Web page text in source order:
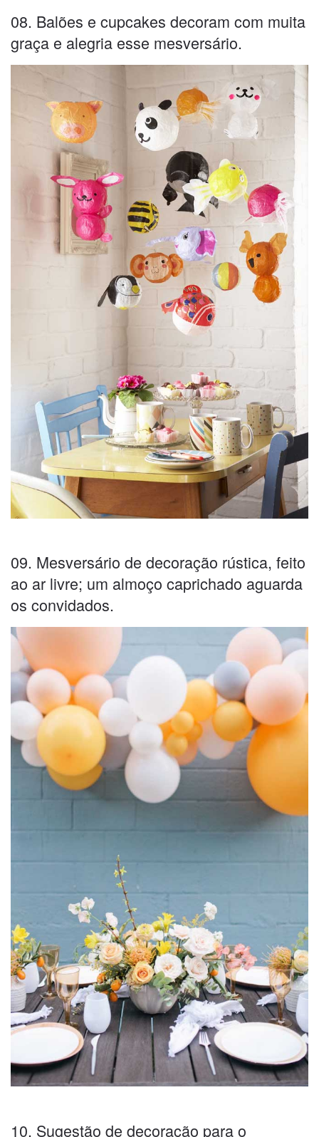
08. Balões e cupcakes decoram com muita
graça e alegria esse mesversário.
09. Mesversário de decoração rústica, feito
ao ar livre; um almoço caprichado aguarda
os convidados.
10. Sugestão de decoração para o